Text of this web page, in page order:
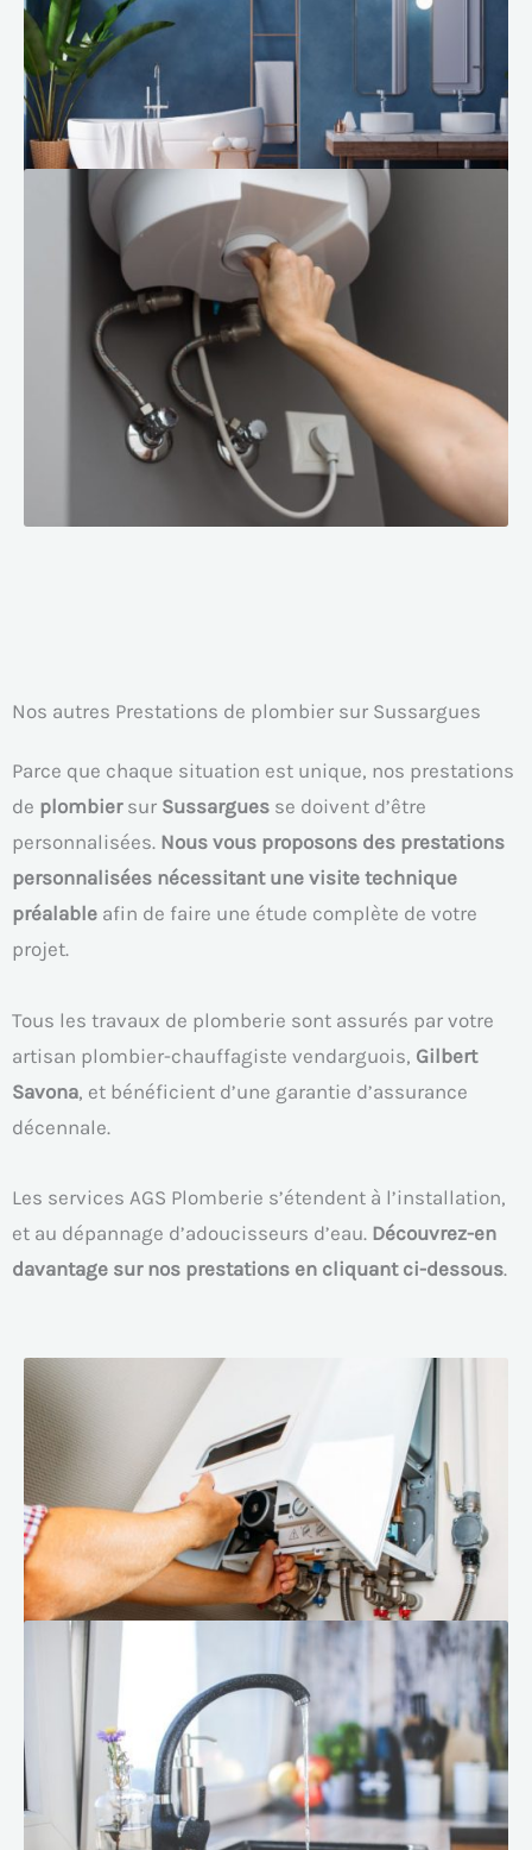
Nos autres Prestations de plombier sur Sussargues
Parce que chaque situation est unique, nos prestations
de plombiersur Sussargues se doivent d’être
personnalisées. Nous vous proposons des prestations
personnalisées nécessitant une visite technique
préalable afin de faire une étude complète de votre
projet.
Tous les travaux de plomberie sont assurés par votre
artisan plombier-chauffagiste vendarguois, Gilbert
Savona, et bénéficient d’une garantie d’assurance
décennale.
Les services AGS Plomberie s’étendent à l’installation,
et au dépannage d’adoucisseurs d’eau. Découvrez-en
davantage sur nos prestations en cliquant ci-dessous.